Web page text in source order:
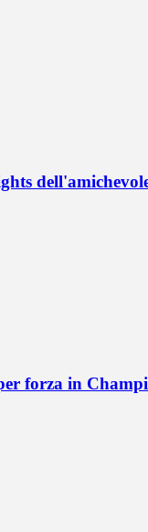
forza in